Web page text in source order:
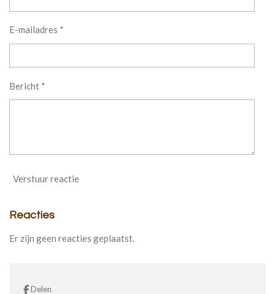
E-mailadres *
Bericht *
Verstuur reactie
Reacties
Er zijn geen reacties geplaatst.
Delen